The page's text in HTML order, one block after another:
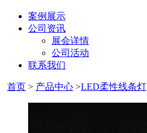
案例展示
公司资讯
展会详情
公司活动
联系我们
首页 > 产品中心 >LED柔性线条灯